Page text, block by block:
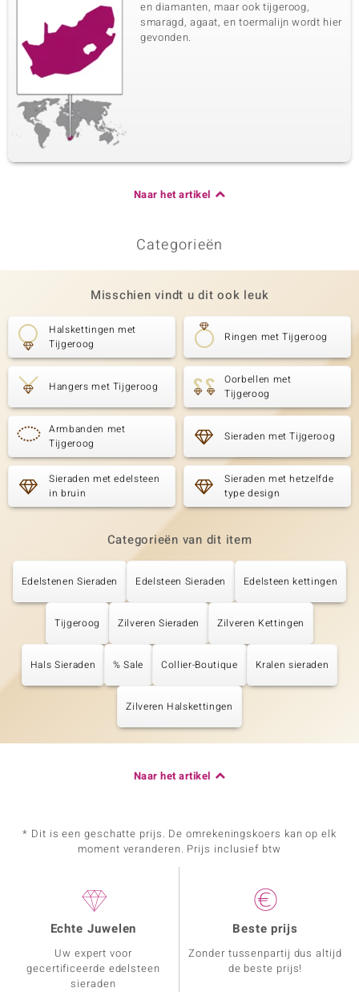
en diamanten, maar ook tijgeroog,
smaragd, agaat, en toermalijn wordt hier
gevonden.
Naar het artikel
Categorieën
Misschien vindt u dit ook leuk
Halskettingen met
Tijgeroog
Ringen met Tijgeroog
Hangers met Tijgeroog
Oorbellen met
Tijgeroog
Armbanden met
Tijgeroog
Sieraden met Tijgeroog
Sieraden met edelsteen
in bruin
Sieraden met hetzelfde
type design
Categorieën van dit item
Edelstenen Sieraden Edelsteen Sieraden Edelsteen kettingen
Tijgeroog Zilveren Sieraden Zilveren Kettingen
Hals Sieraden % Sale Collier-Boutique Kralen sieraden
Zilveren Halskettingen
Naar het artikel
* Dit is een geschatte prijs. De omrekeningskoers kan op elk
moment veranderen. Prijs inclusief btw
Echte Juwelen
Uw expert voor
gecertificeerde edelsteen
sieraden
Beste prijs
Zonder tussenpartij dus altijd
de beste prijs!